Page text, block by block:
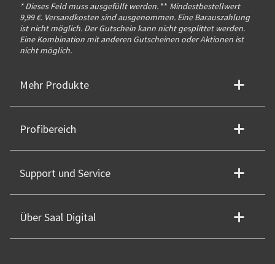
* Dieses Feld muss ausgefüllt werden. ** Mindestbestellwert
9,99 €. Versandkosten sind ausgenommen. Eine Barauszahlung
ist nicht möglich. Der Gutschein kann nicht gesplittet werden.
Eine Kombination mit anderen Gutscheinen oder Aktionen ist
nicht möglich.
Mehr Produkte
Profibereich
Support und Service
Über Saal Digital